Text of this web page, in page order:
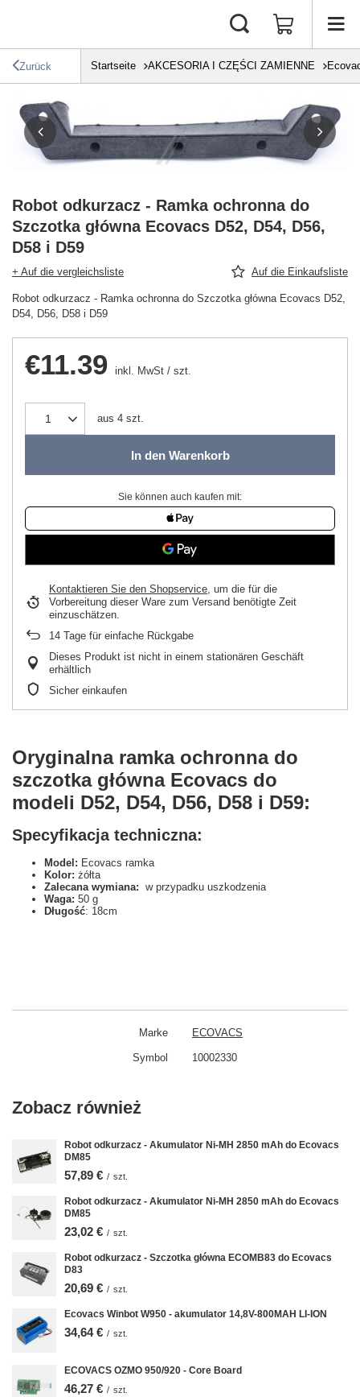
Zurück Startseite AKCESORIA I CZĘŚCI ZAMIENNE
Robot odkurzacz - Ramka ochronna do
Szczotka główna Ecovacs D52, D54, D56,
D58 i D59
+ Auf die vergleichsliste Auf die Einkaufsliste
Robot odkurzacz - Ramka ochronna do Szczotka główna Ecovacs D52,
D54, D56, D58 i D59
€11.39 inkl. MwSt / szt.
aus 4 szt.
In den Warenkorb
Sie können auch kaufen mit:
Kontaktieren Sie den Shopservice, um die für die
Vorbereitung dieser Ware zum Versand benötigte Zeit
einzuschätzen.
14 Tage für einfache Rückgabe
Dieses Produkt ist nicht in einem stationären Geschäft
erhältlich
Sicher einkaufen
Oryginalna ramka ochronna do
szczotka główna Ecovacs do
modeli D52, D54, D56, D58 i D59:
Specyfikacja techniczna:
Model: Ecovacs ramka
Kolor: żółta
Zalecana wymiana: w przypadku uszkodzenia
Waga: 50 g
Długość: 18cm
Marke ECOVACS
Symbol 10002330
Zobacz również
Robot odkurzacz - Akumulator Ni-MH 2850 mAh do Ecovacs
DM85
57,89 € / szt.
Robot odkurzacz - Akumulator Ni-MH 2850 mAh do Ecovacs
DM85
23,02 € / szt.
Robot odkurzacz - Szczotka główna ECOMB83 do Ecovacs
D83
20,69 € / szt.
Ecovacs Winbot W950 - akumulator 14,8V-800MAH LI-ION
34,64 € / szt.
ECOVACS OZMO 950/920 - Core Board
46,27 € / szt.